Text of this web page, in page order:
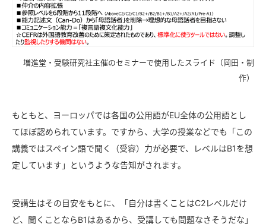
増進堂・受験研究社主催のセミナーで使用したスライド（岡田・制
作）
もともと、ヨーロッパでは各国の公用語がEU全体の公用語とし
てほぼ認められています。ですから、大学の授業などでも「この
講義ではスペイン語で聞く（受容）力が必要で、レベルはB1を想
定しています」というような告知がされます。
受講生はその目安をもとに、「自分は書くことはC2レベルだけ
ど、聞くことならB1はあるから、受講しても問題なさそうだな」